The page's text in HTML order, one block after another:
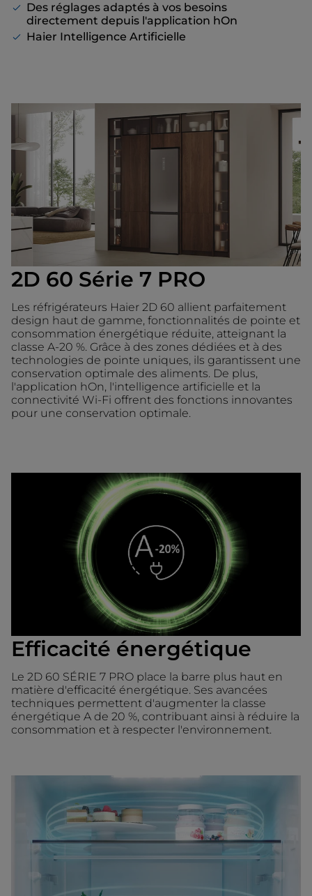
Des réglages adaptés à vos besoins
directement depuis l'application hOn
Haier Intelligence Artificielle
2D 60 Série 7 PRO
Les réfrigérateurs Haier 2D 60 allient parfaitement
design haut de gamme, fonctionnalités de pointe et
consommation énergétique réduite, atteignant la
classe A-20 %. Grâce à des zones dédiées et à des
technologies de pointe uniques, ils garantissent une
conservation optimale des aliments. De plus,
l'application hOn, l'intelligence artificielle et la
connectivité Wi-Fi offrent des fonctions innovantes
pour une conservation optimale.
Efficacité énergétique
Le 2D 60 SÉRIE 7 PRO place la barre plus haut en
matière d'efficacité énergétique. Ses avancées
techniques permettent d'augmenter la classe
énergétique A de 20 %, contribuant ainsi à réduire la
consommation et à respecter l'environnement.